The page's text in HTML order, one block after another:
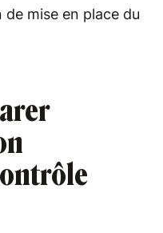
mise en place du